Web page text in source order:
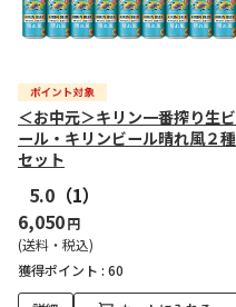
＜お中元＞キリン一番搾り生ビ
ール・キリンビール晴れ風２種
セット
5.0 （1）
6,050円
(送料・税込)
獲得ポイント : 60